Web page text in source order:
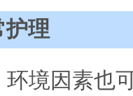
护理
环境因素也